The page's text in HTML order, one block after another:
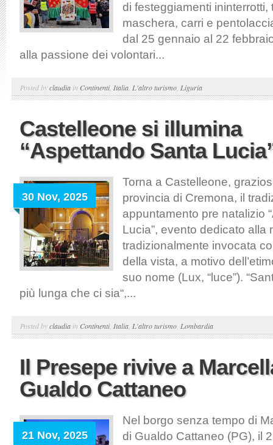
di festeggiamenti ininterrotti,
maschera, carri e
dal 25 gennaio al 22
alla passione dei volontari...
Posted byclaudia in Continenti, Italia L'altro turismo Liguria
Castelleone si illumina
“Aspettando Santa
30 Nov, 2025
Torna a Castelleone,
provincia di Cremona, il
appuntamento pre natalizio
Lucia”, evento dedicato alla
tradizionalmente invocata
della vista, a motivo
suo nome (Lux, “luce”).
più lunga che ci sia“,...
Posted byclaudia in Continenti, Italia L'altro turismo Lombardia
Il Presepe rivive a
Gualdo Cattaneo
21 Nov, 2025
Nel borgo senza tempo di
di Gualdo Cattaneo (PG), il